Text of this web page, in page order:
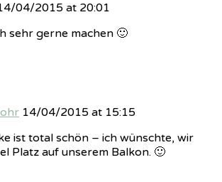
04/2015 at 20:01
sehr gerne machen 🙂
14/04/2015 at 15:15
ist total schön – ich wünschte, wir
Platz auf unserem Balkon. 🙂